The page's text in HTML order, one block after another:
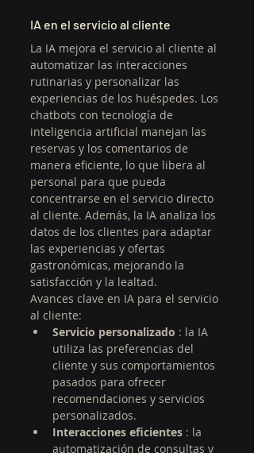
IA en el servicio al cliente
La IA mejora el servicio al cliente al
automatizar las interacciones
rutinarias y personalizar las
experiencias de los huéspedes. Los
chatbots con tecnología de
inteligencia artificial manejan las
reservas y los comentarios de
manera eficiente, lo que libera al
personal para que pueda
concentrarse en el servicio directo
al cliente. Además, la IA analiza los
datos de los clientes para adaptar
las experiencias y ofertas
gastronómicas, mejorando la
satisfacción y la lealtad.
Avances clave en IA para el servicio
al cliente:
Servicio personalizado : la IA
utiliza las preferencias del
cliente y sus comportamientos
pasados para ofrecer
recomendaciones y servicios
personalizados.
Interacciones eficientes : la
automatización de consultas y